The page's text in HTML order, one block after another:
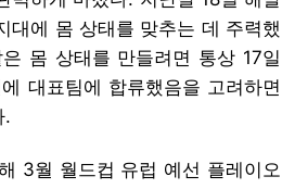
대에 몸 상태를 맞추는 데 주력했
몸 상태를 만들려면 통상 17일
대표팀에 합류했음을 고려하면
.
3월 월드컵 유럽 예선 플레이오